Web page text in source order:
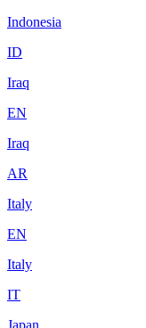
Indonesia
ID
Iraq
EN
Iraq
AR
Italy
EN
Italy
IT
Japan